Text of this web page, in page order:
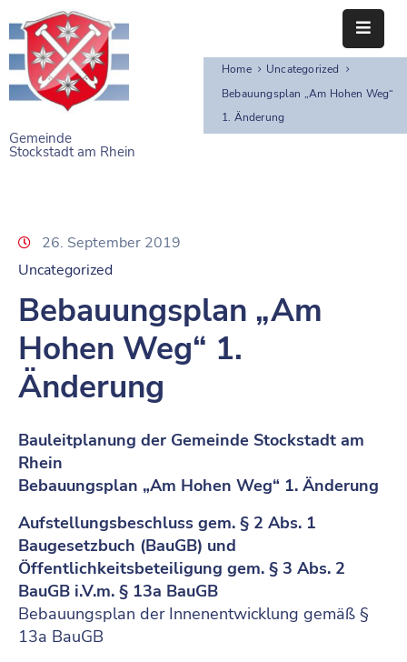
Gemeinde
Stockstadt am Rhein
STARTSEITE
BÜRGERSERVICE
NAHERHOLUNG
VEREINE
Home
Uncategorized
Bebauungsplan „Am Hohen Weg“
1. Änderung
26. September 2019
Uncategorized
Bebauungsplan „Am
Hohen Weg“ 1.
Änderung
Bauleitplanung der Gemeinde Stockstadt am
Rhein
Bebauungsplan „Am Hohen Weg“ 1. Änderung
Aufstellungsbeschluss gem. § 2 Abs. 1
Baugesetzbuch (BauGB) und
Öffentlichkeitsbeteiligung gem. § 3 Abs. 2
BauGB i.V.m. § 13a BauGB
Bebauungsplan der Innenentwicklung gemäß §
13a BauGB